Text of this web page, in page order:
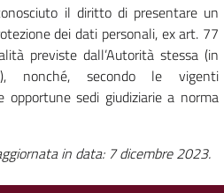
il diritto di presentare un
dei dati personali, ex art. 77
previste dall’Autorità stessa (in
), nonché, secondo le vigenti
opportune sedi giudiziarie a norma
in data: 7 dicembre 2023.